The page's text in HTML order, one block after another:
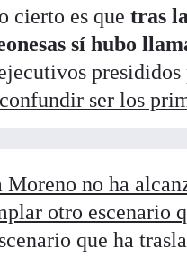
cierto es quetras
sí hubo
presididos
ser los
Moreno no ha
otro escenario
que ha